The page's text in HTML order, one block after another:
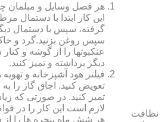
نظافت
هر فصل وسایل و مبلمان
این کار ابتدا با دستمال
گرفته، سپس با دستمال
سپس روغن بزنید.گرد و خاک
عنکبوت‏ها را از گوشه و
دیگر برداشته و تمیز کنید.
فیلتر هود آشپزخانه و تهویه
تعویض کنید. اجاق گاز را
تمیز کنید. در صورتی که
لازم است این کار را در
هر شش ماه پنجره‏ ها را از